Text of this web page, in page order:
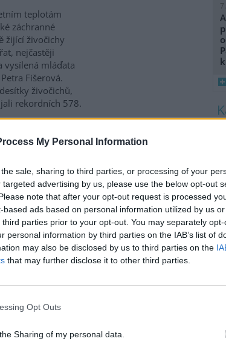
My Personal Information
sale, sharing to third parties, or processing of your
advertising by us, please use the below opt-out
note that after your opt-out request is processed
ads based on personal information utilized by us
parties prior to your opt-out. You may separately
personal information by third parties on the IAB’s list of
may also be disclosed by us to third parties on the
that may further disclose it to other third parties.
Opt Outs
Sharing of my personal data.
teplotám
záchranné
žijící živočichy
nejčastěji
vysílená mláďata
Fišerová.
živočichů,
rekordních 578.
nejvíce v
Třeboň, které
hektarech vodní
než třetina vody.
metrů
krychlových
teplotám a
suchu začali rybáři
ryby
Kukačka.